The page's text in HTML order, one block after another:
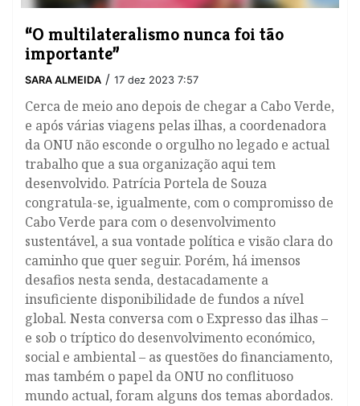
“O multilateralismo nunca foi tão
importante”
SARA ALMEIDA / 17 dez 2023 7:57
Cerca de meio ano depois de chegar a Cabo Verde,
e após várias viagens pelas ilhas, a coordenadora
da ONU não esconde o orgulho no legado e actual
trabalho que a sua organização aqui tem
desenvolvido. Patrícia Portela de Souza
congratula-se, igualmente, com o compromisso de
Cabo Verde para com o desenvolvimento
sustentável, a sua vontade política e visão clara do
caminho que quer seguir. Porém, há imensos
desafios nesta senda, destacadamente a
insuficiente disponibilidade de fundos a nível
global. Nesta conversa com o Expresso das ilhas –
e sob o tríptico do desenvolvimento económico,
social e ambiental – as questões do financiamento,
mas também o papel da ONU no conflituoso
mundo actual, foram alguns dos temas abordados.